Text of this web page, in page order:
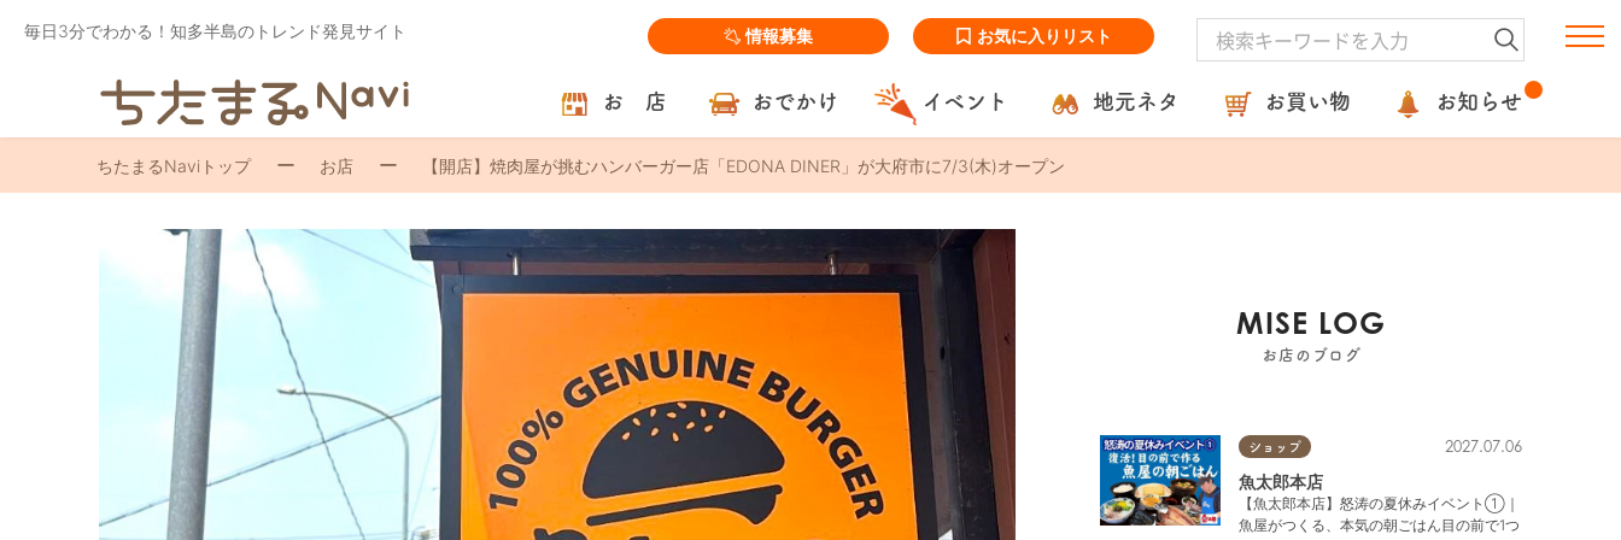
毎日3分でわかる！知多半島のトレンド発見サイト 情報募集 お気に入りリスト
お 店 おでかけ イベント 地元ネタ お買い物 お知らせ
ちたまるNaviトップ お店 【開店】焼肉屋が挑むハンバーガー店「EDONA DINER」が大府市に7/3(木)オープン
MISE LOG
お店のブログ
ショップ 2027.07.06
魚太郎本店
【魚太郎本店】怒涛の夏休みイベント①｜
魚屋がつくる、本気の朝ごはん目の前で1つ